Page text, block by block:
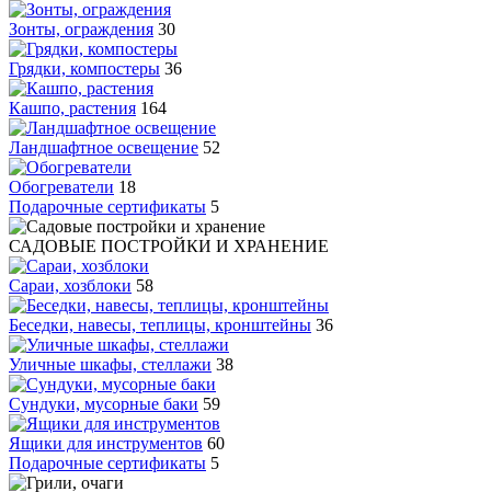
Зонты, ограждения 30
Грядки, компостеры 36
Кашпо, растения 164
Ландшафтное освещение 52
Обогреватели 18
Подарочные сертификаты 5
САДОВЫЕ ПОСТРОЙКИ И ХРАНЕНИЕ
Сараи, хозблоки 58
Беседки, навесы, теплицы, кронштейны 36
Уличные шкафы, стеллажи 38
Сундуки, мусорные баки 59
Ящики для инструментов 60
Подарочные сертификаты 5